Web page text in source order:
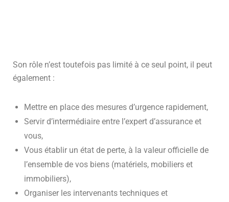
Son rôle n’est toutefois pas limité à ce seul point, il peut
également :
Mettre en place des mesures d’urgence rapidement,
Servir d’intermédiaire entre l’expert d’assurance et
vous,
Vous établir un état de perte, à la valeur officielle de
l’ensemble de vos biens (matériels, mobiliers et
immobiliers),
Organiser les intervenants techniques et